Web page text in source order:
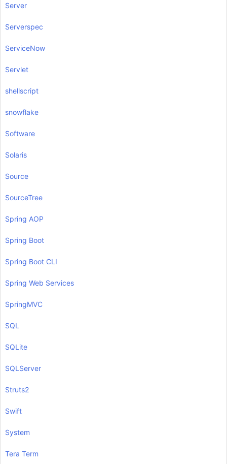
Server
Serverspec
ServiceNow
Servlet
shellscript
snowflake
Software
Solaris
Source
SourceTree
Spring AOP
Spring Boot
Spring Boot CLI
Spring Web Services
SpringMVC
SQL
SQLite
SQLServer
Struts2
Swift
System
Tera Term